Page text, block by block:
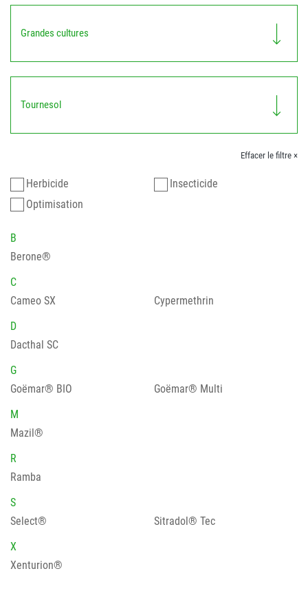
Grandes cultures
Tournesol
Effacer le filtre ×
Herbicide
Insecticide
Optimisation
B
Berone®
C
Cameo SX
Cypermethrin
D
Dacthal SC
G
Goëmar® BIO
Goëmar® Multi
M
Mazil®
R
Ramba
S
Select®
Sitradol® Tec
X
Xenturion®